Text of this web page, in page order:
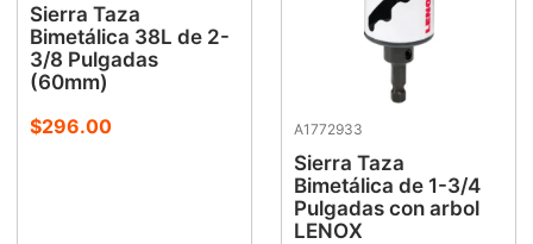
Sierra Taza
Bimetálica 38L de 2-
3/8 Pulgadas
(60mm)
$296.00 A1772933
Sierra Taza
Bimetálica de 1-3/4
Pulgadas con arbol
LENOX